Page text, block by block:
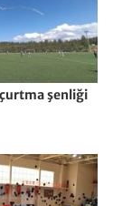
şenliği